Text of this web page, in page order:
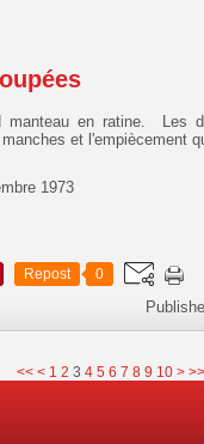
manteau en ratine. Les
et l'empiècement
1973
Repost 0
<< < 1 2 3 4 5 6 7 8 9 10 20
> >>